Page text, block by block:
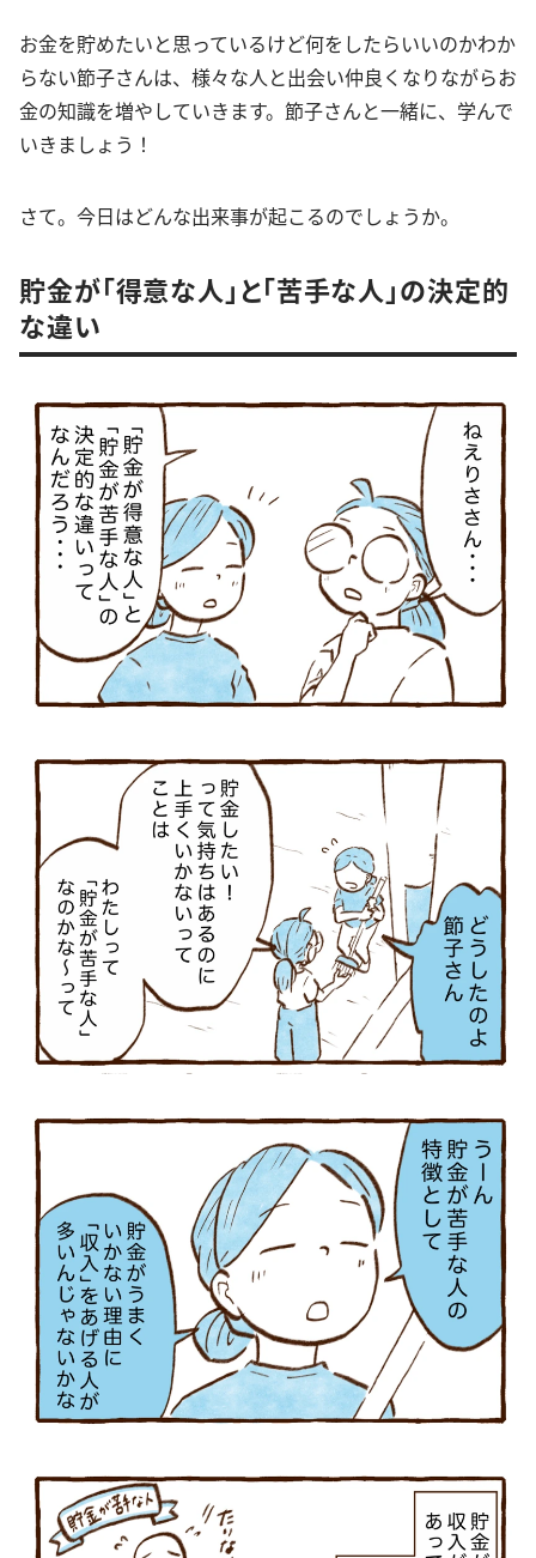
お金を貯めたいと思っているけど何をしたらいいのかわか
らない節子さんは、様々な人と出会い仲良くなりながらお
金の知識を増やしていきます。節子さんと一緒に、学んで
いきましょう！
さて。今日はどんな出来事が起こるのでしょうか。
貯金が「得意な人」と「苦手な人」の決定的
な違い